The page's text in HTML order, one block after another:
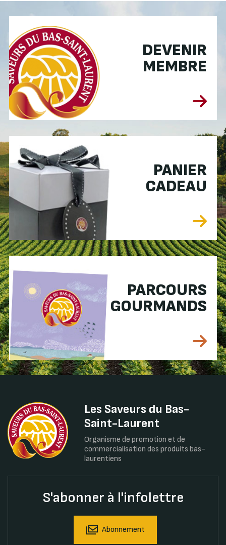
DEVENIR
MEMBRE
PANIER
CADEAU
PARCOURS
GOURMANDS
Les Saveurs du Bas-
Saint-Laurent
Organisme de promotion et de
commercialisation des produits bas-
laurentiens
S'abonner à l'infolettre
Abonnement